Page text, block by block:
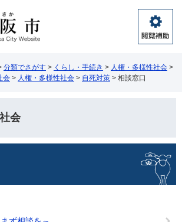
閲
覧
助
分類でさがす > くらし・手続き > 人権・多様性社会 >
会 > 人権・多様性社会 > 自死対策 > 相談窓口
会